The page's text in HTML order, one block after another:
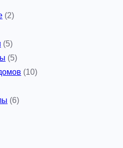
(2)
(5)
(5)
(10)
(6)